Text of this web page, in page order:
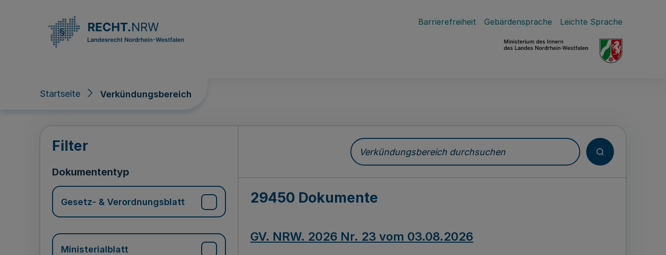
Barrierefreiheit Gebärdensprache Leichte Sprache
Startseite Verkündungsbereich
Verkündungsbereich
Filter
Dokumententyp
Gesetz- & Verordnungsblatt
Ministerialblatt
Verkündungsbereich durchsuchen
29450 Dokumente
GV. NRW. 2026 Nr. 23 vom 03.08.2026